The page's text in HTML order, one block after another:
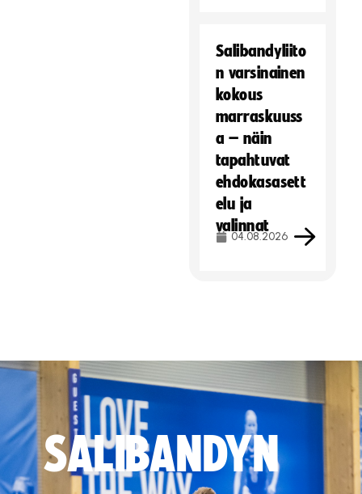
Salibandyliito
n varsinainen
kokous
marraskuuss
a – näin
tapahtuvat
ehdokasasett
elu ja
valinnat
04.08.2026
SALIBANDYN